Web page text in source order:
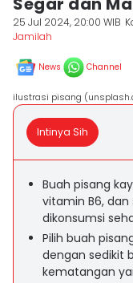
25 Jul 2024, 20:00 WIB
Jamilah
News Channel
ilustrasi pisang
Intinya Sih
Buah pisang
vitamin B6,
dikonsumsi
Pilih buah
dengan sedikit
kematangan